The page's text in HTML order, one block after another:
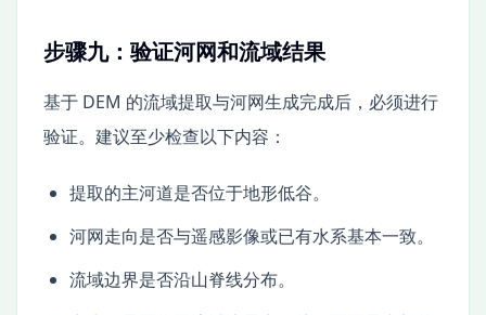
步骤九：验证河网和流域结果
基于 DEM 的流域提取与河网生成完成后，必须进行
验证。建议至少检查以下内容：
提取的主河道是否位于地形低谷。
河网走向是否与遥感影像或已有水系基本一致。
流域边界是否沿山脊线分布。